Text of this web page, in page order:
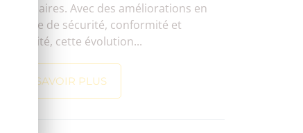
des salaires. Avec des améliorations en
matière de sécurité, conformité et
efficacité, cette évolution...
EN SAVOIR PLUS